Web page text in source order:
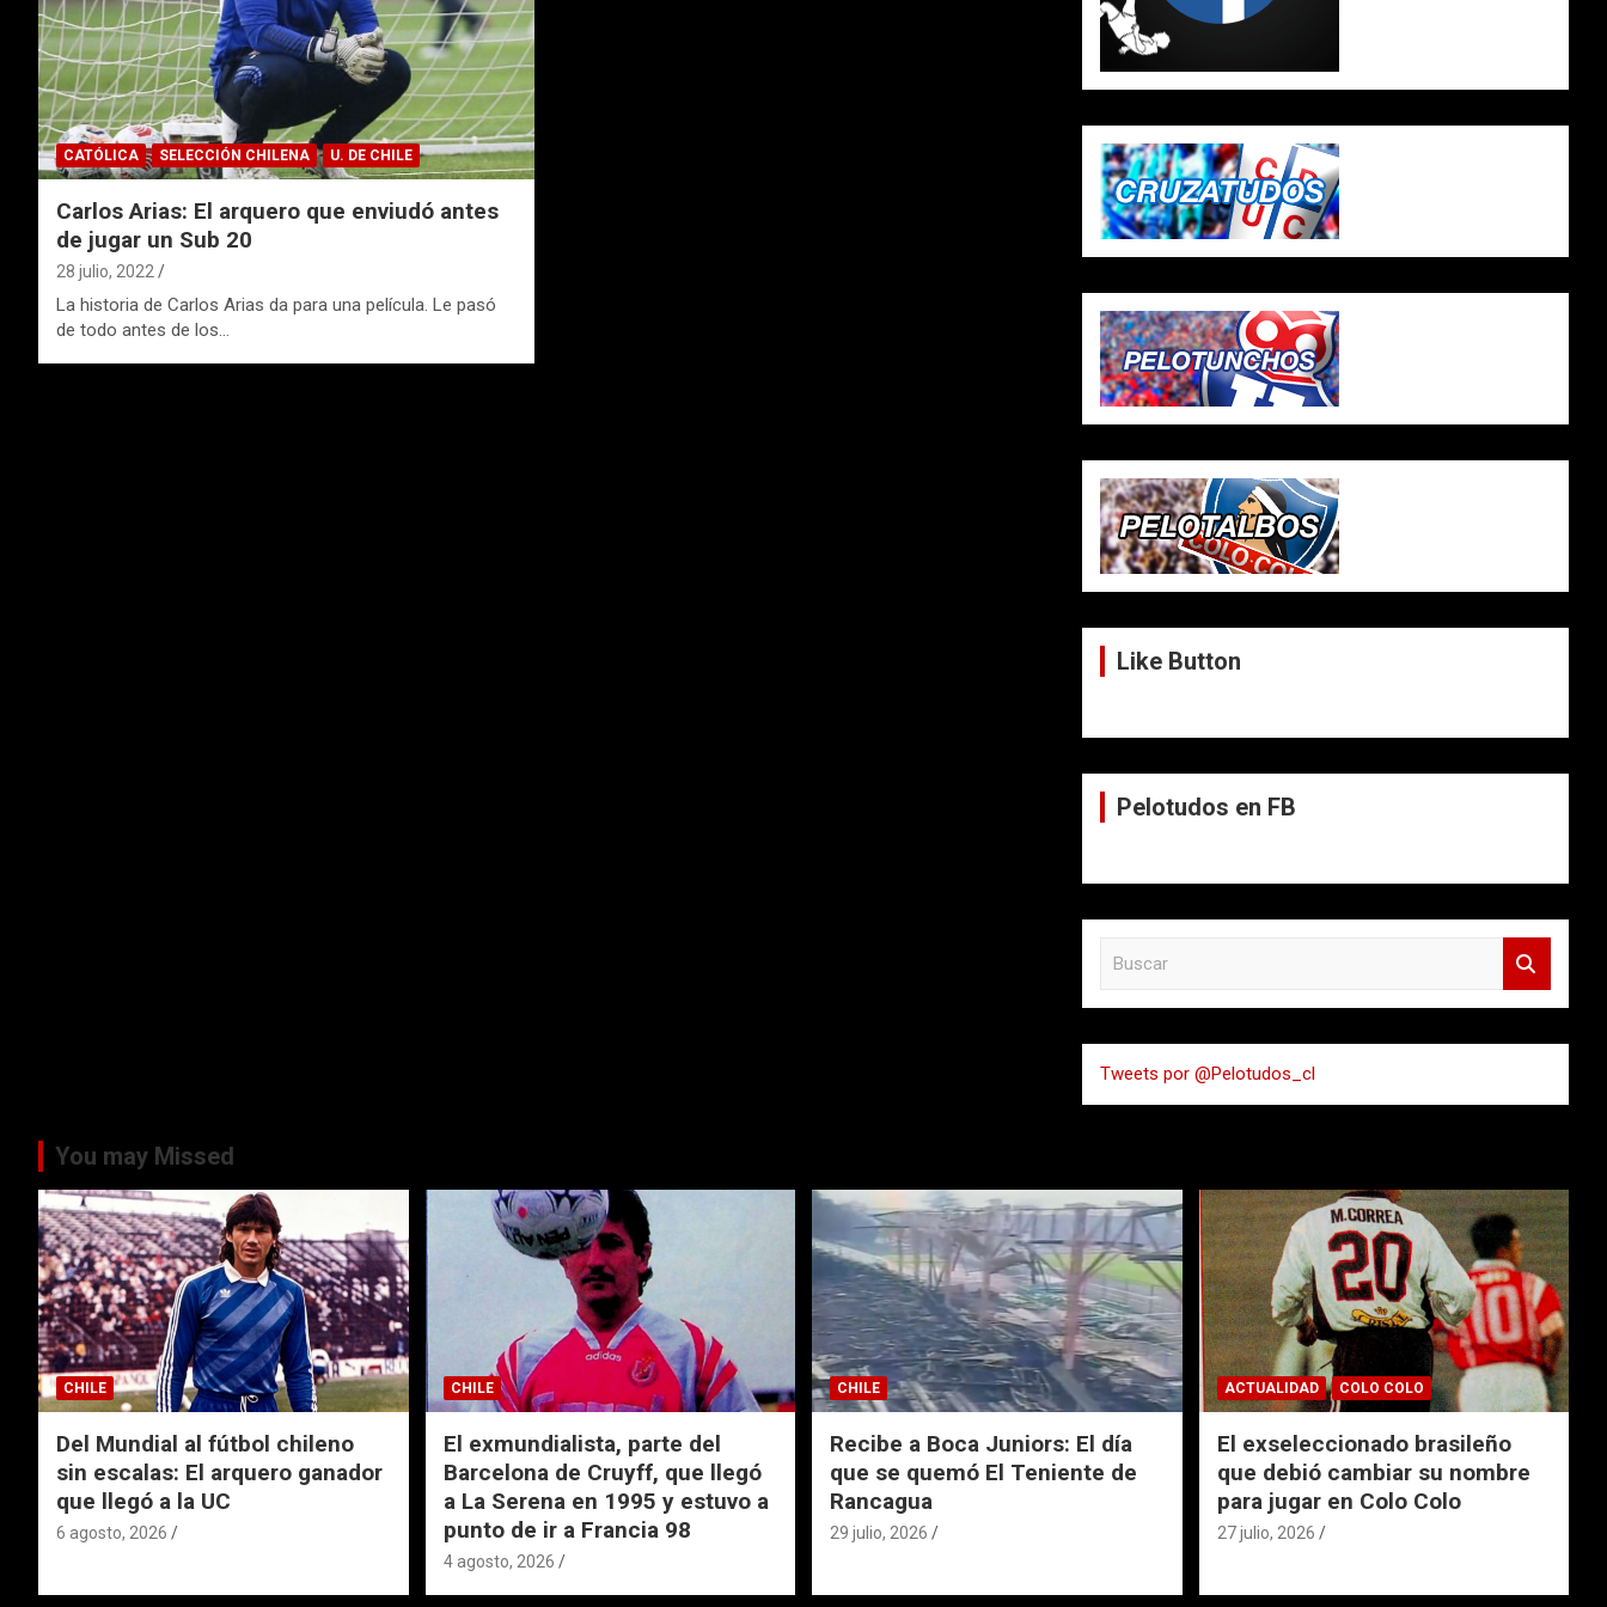
CATÓLICA SELECCIÓN CHILENA U. DE CHILE
Carlos Arias: El arquero que enviudó antes
de jugar un Sub 20
28 julio, 2022
La historia de Carlos Arias da para una película. Le pasó
de todo antes de los…
Like Button
Pelotudos en FB
a
r
Tweets por @Pelotudos_cl
You may Missed
CHILE
Del Mundial al fútbol chileno
sin escalas: El arquero ganador
que llegó a la UC
6 agosto, 2026
CHILE
El exmundialista, parte del
Barcelona de Cruyff, que llegó
a La Serena en 1995 y estuvo a
punto de ir a Francia 98
4 agosto, 2026
CHILE
Recibe a Boca Juniors: El día
que se quemó El Teniente de
Rancagua
29 julio, 2026
ACTUALIDAD COLO COLO
El exseleccionado brasileño
que debió cambiar su nombre
para jugar en Colo Colo
27 julio, 2026